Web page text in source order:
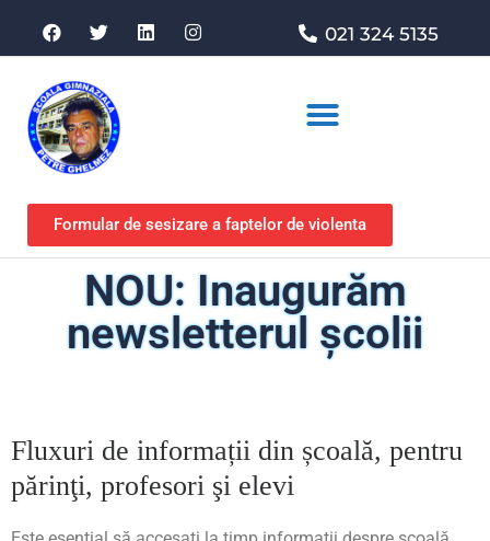
021 324 5135
Formular de sesizare a faptelor de violenta
NOU: Inaugurăm
newsletterul școlii
Fluxuri de informații din școală, pentru
părinţi, profesori şi elevi